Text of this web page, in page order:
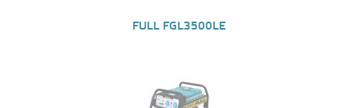
FULL FGL3500LE